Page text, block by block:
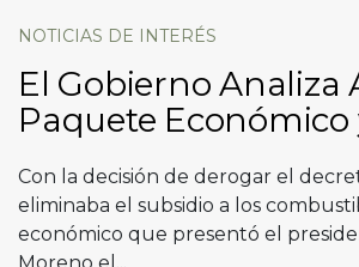
NOTICIAS DE INTERÉS
El Gobierno Analiza
Paquete Económico
Con la decisión de derogar el
eliminaba el subsidio a los
económico que presentó el